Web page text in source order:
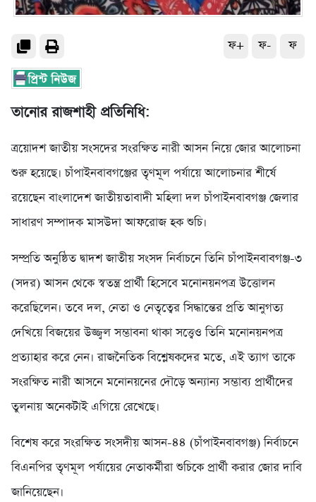
ফ+ ফ- ফ
তানোর রাজশাহী প্রতিনিধি:
ত্রয়োদশ জাতীয় সংসদের সংরক্ষিত নারী আসন নিয়ে জোর আলোচনা
শুরু হয়েছে। চাঁপাইনবাবগঞ্জের তৃণমূল পর্যায়ে আলোচনার শীর্ষে
রয়েছেন বাংলাদেশ জাতীয়তাবাদী মহিলা দল চাঁপাইনবাবগঞ্জ জেলার
সাধারণ সম্পাদক মাসউদা আফরোজ হক শুচি।
সম্প্রতি অনুষ্ঠিত দ্বাদশ জাতীয় সংসদ নির্বাচনে তিনি চাঁপাইনবাবগঞ্জ-৩
(সদর) আসন থেকে স্বতন্ত্র প্রার্থী হিসেবে মনোনয়নপত্র উত্তোলন
করেছিলেন। তবে দল, নেতা ও নেতৃত্বের সিদ্ধান্তের প্রতি আনুগত্য
দেখিয়ে বিজয়ের উজ্জ্বল সম্ভাবনা থাকা সত্ত্বেও তিনি মনোনয়নপত্র
প্রত্যাহার করে নেন। রাজনৈতিক বিশ্লেষকদের মতে, এই ত্যাগ তাকে
সংরক্ষিত নারী আসনে মনোনয়নের দৌড়ে অন্যান্য সম্ভাব্য প্রার্থীদের
তুলনায় অনেকটাই এগিয়ে রেখেছে।
বিশেষ করে সংরক্ষিত সংসদীয় আসন-৪৪ (চাঁপাইনবাবগঞ্জ) নির্বাচনে
বিএনপির তৃণমূল পর্যায়ের নেতাকর্মীরা শুচিকে প্রার্থী করার জোর দাবি
জানিয়েছেন।